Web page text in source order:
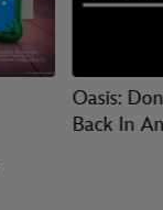
Oasis:
Back In